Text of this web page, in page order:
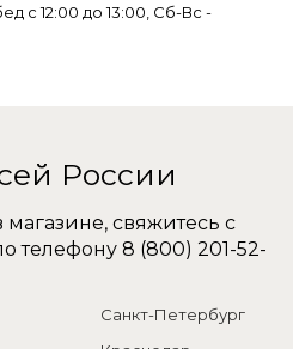
с 12:00 до 13:00, Сб-Вс -
России
магазине, свяжитесь с
телефону 8 (800) 201-52-
Санкт-Петербург